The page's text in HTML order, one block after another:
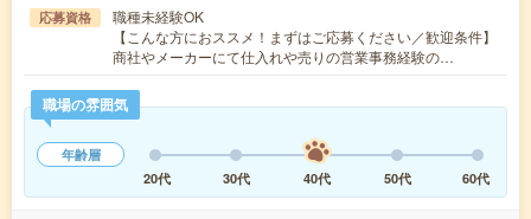
応募資格
職種未経験OK
【こんな方におススメ！まずはご応募ください／歓迎条件】
商社やメーカーにて仕入れや売りの営業事務経験の…
職場の雰囲気
年齢層
20代
30代 40代 50代 60代